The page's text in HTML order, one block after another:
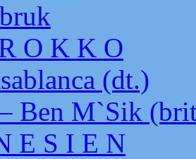
O K K O
(dt.)
Ben M`Sik
E S I E N